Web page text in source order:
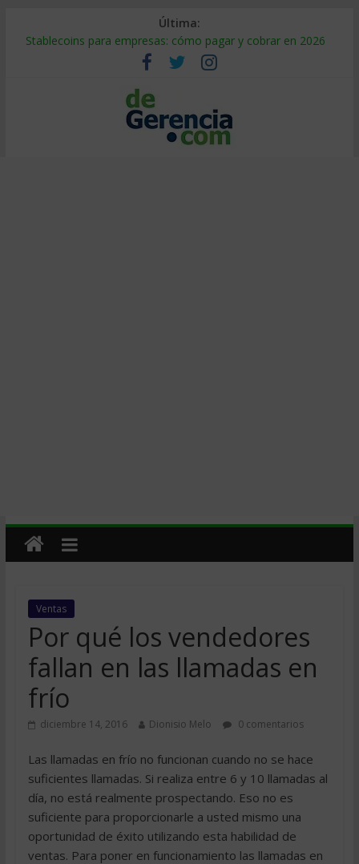
Última:
Stablecoins para empresas: cómo pagar y cobrar en 2026
Despido silencioso: qué es y por qué sale tan caro
IA en selección de personal: cómo auditarla a tiempo
Trabajo forzoso en la cadena de suministro: qué hacer
Mercado hispano de EE. UU.: cómo segmentarlo y venderle
Ventas
Por qué los vendedores
fallan en las llamadas en
frío
diciembre 14, 2016 Dionisio Melo 0 comentarios
Las llamadas en frío no funcionan cuando no se hace
suficientes llamadas. Si realiza entre 6 y 10 llamadas al
día, no está realmente prospectando. Eso no es
suficiente para proporcionarle a usted mismo una
oportunidad de éxito utilizando esta habilidad de
ventas. Para poner en funcionamiento las llamadas en